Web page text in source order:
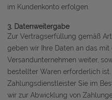
im Kundenkonto erfolgen.
3. Datenweitergabe
Zur Vertragserfüllung gemäß
geben wir Ihre Daten an das
Versandunternehmen weiter,
bestellter Waren erforderlich
Zahlungsdienstleister Sie im
wir zur Abwicklung von